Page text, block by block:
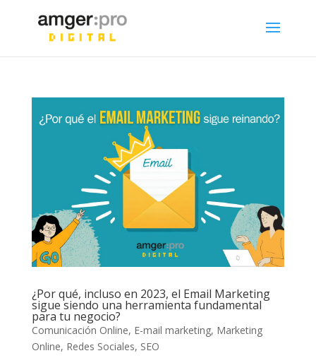
¿Por qué, incluso en 2023, el Email Marketing
sigue siendo una herramienta fundamental
para tu negocio?
Comunicación Online, E-mail marketing, Marketing
Online, Redes Sociales, SEO